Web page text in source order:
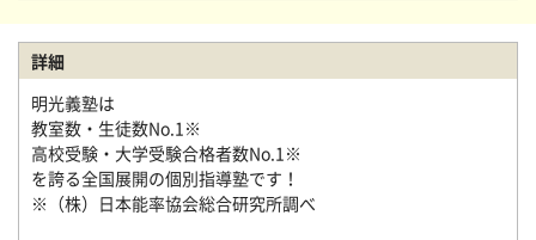
詳細
明光義塾は
教室数・生徒数No.1※
高校受験・大学受験合格者数No.1※
を誇る全国展開の個別指導塾です！
※（株）日本能率協会総合研究所調べ